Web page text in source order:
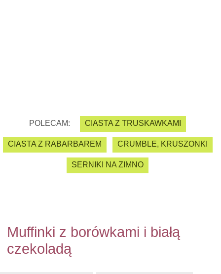
POLECAM: CIASTA Z TRUSKAWKAMI
CIASTA Z RABARBAREM CRUMBLE, KRUSZONKI
SERNIKI NA ZIMNO
Muffinki z borówkami i białą
czekoladą